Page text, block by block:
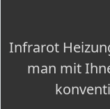
Infrarot
man mit